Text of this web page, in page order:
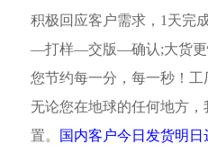
积极回应客户需求，1天完
—打样—交版—确认;大货更
您节约每一分，每一秒！
无论您在地球的任何地方
置。
国内客户今日发货明日